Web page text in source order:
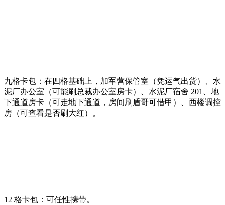
九格卡包：在四格基础上，加军营保管室（凭运气出货）、水
泥厂办公室（可能刷总裁办公室房卡）、水泥厂宿舍 201、地
下通道房卡（可走地下通道，房间刷盾哥可借甲）、西楼调控
房（可查看是否刷大红）。
12 格卡包：可任性携带。